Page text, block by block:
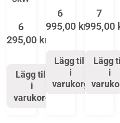
6
295,00 kr
Lägg till
i
varukorg
6
995,00 kr
Lägg till
i
varukorg
7
995,00
Lägg
i